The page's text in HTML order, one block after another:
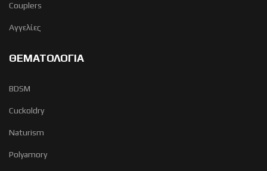
Couplers
Αγγελίες
ΘΕΜΑΤΟΛΟΓΙΑ
BDSM
Cuckoldry
Naturism
Polyamory